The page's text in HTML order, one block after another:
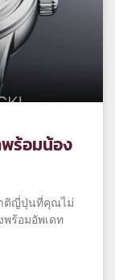
ร้อมน้อง
ติญี่ปุ่นที่คุณไม่
พร้อมอัพเดท